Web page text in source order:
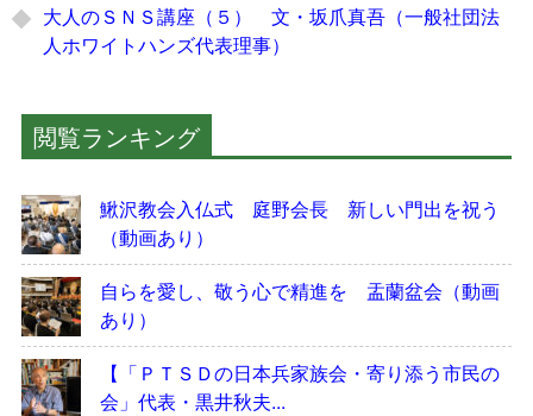
大人のＳＮＳ講座（５） 文・坂爪真吾（一般社団法
人ホワイトハンズ代表理事）
閲覧ランキング
鰍沢教会入仏式 庭野会長 新しい門出を祝う
（動画あり）
自らを愛し、敬う心で精進を 盂蘭盆会（動画
あり）
【「ＰＴＳＤの日本兵家族会・寄り添う市民の
会」代表・黒井秋夫...